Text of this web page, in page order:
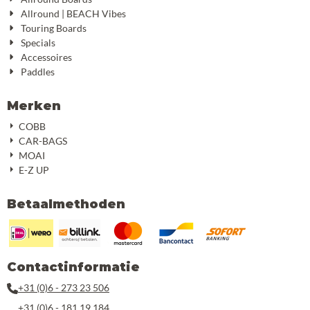
Allround | BEACH Vibes
Touring Boards
Specials
Accessoires
Paddles
Merken
COBB
CAR-BAGS
MOAI
E-Z UP
Betaalmethoden
Contactinformatie
+31 (0)6 - 273 23 506
+31 (0)6 - 181 19 184